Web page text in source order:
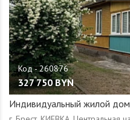
327 750 BYN
Индивидуальный жилой дом